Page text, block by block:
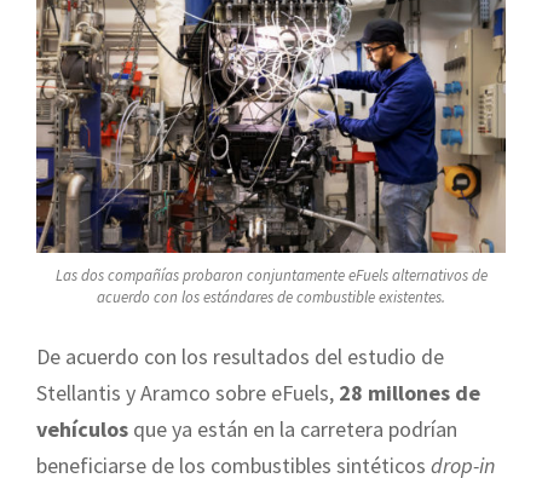
Las dos compañías probaron conjuntamente eFuels alternativos de
acuerdo con los estándares de combustible existentes.
De acuerdo con los resultados del estudio de
Stellantis y Aramco sobre eFuels, 28 millones de
vehículos que ya están en la carretera podrían
beneficiarse de los combustibles sintéticos drop-in